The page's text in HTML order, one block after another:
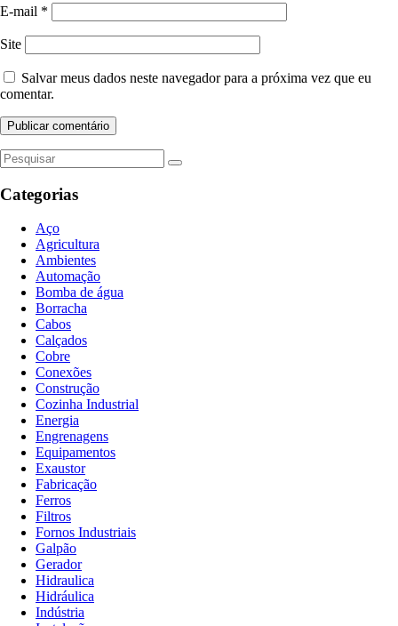
E-mail *
Site
Salvar meus dados neste navegador para a próxima vez que eu
comentar.
Categorias
Aço
Agricultura
Ambientes
Automação
Bomba de água
Borracha
Cabos
Calçados
Cobre
Conexões
Construção
Cozinha Industrial
Energia
Engrenagens
Equipamentos
Exaustor
Fabricação
Ferros
Filtros
Fornos Industriais
Galpão
Gerador
Hidraulica
Hidráulica
Indústria